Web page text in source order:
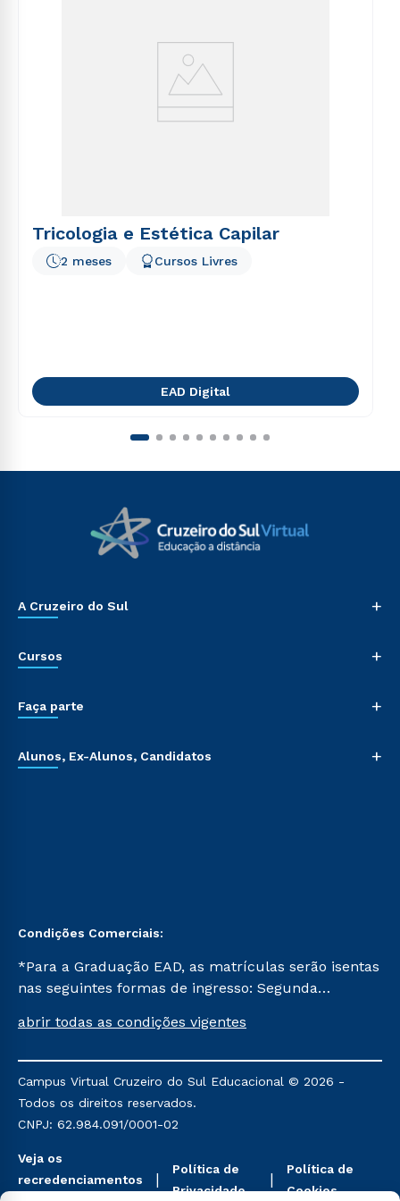
Tricologia e Estética Capilar
2 meses Cursos Livres
EAD Digital
A Cruzeiro do Sul +
Cursos +
Faça parte +
Alunos, Ex-Alunos, Candidatos +
Condições Comerciais:
*Para a Graduação EAD, as matrículas serão isentas
nas seguintes formas de ingresso: Segunda
Já para as demais, a taxa de matrícula será de R$
mencionadas são referentes aos cursos: Ensino
Religioso, Geografia para a Docência e Metodologia
do Ensino de História: Questões Atuais.
abrir todas as condições vigentes
Campus Virtual Cruzeiro do Sul Educacional © 2026 -
Todos os direitos reservados.
CNPJ: 62.984.091/0001-02
Veja os
recredenciamentos
Política de
Privacidade
Política de
Cookies